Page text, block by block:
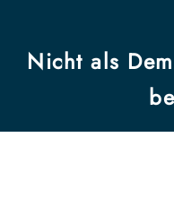
Nicht als